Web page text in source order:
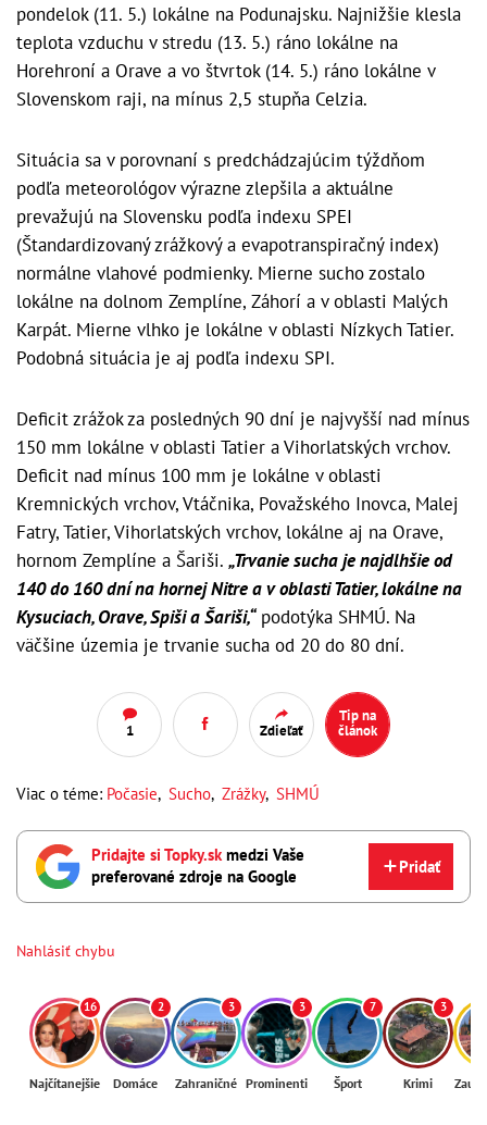
pondelok (11. 5.) lokálne na Podunajsku. Najnižšie klesla
teplota vzduchu v stredu (13. 5.) ráno lokálne na
Horehroní a Orave a vo štvrtok (14. 5.) ráno lokálne v
Slovenskom raji, na mínus 2,5 stupňa Celzia.
Situácia sa v porovnaní s predchádzajúcim týždňom
podľa meteorológov výrazne zlepšila a aktuálne
prevažujú na Slovensku podľa indexu SPEI
(Štandardizovaný zrážkový a evapotranspiračný index)
normálne vlahové podmienky. Mierne sucho zostalo
lokálne na dolnom Zemplíne, Záhorí a v oblasti Malých
Karpát. Mierne vlhko je lokálne v oblasti Nízkych Tatier.
Podobná situácia je aj podľa indexu SPI.
Deficit zrážok za posledných 90 dní je najvyšší nad mínus
150 mm lokálne v oblasti Tatier a Vihorlatských vrchov.
Deficit nad mínus 100 mm je lokálne v oblasti
Kremnických vrchov, Vtáčnika, Považského Inovca, Malej
Fatry, Tatier, Vihorlatských vrchov, lokálne aj na Orave,
hornom Zemplíne a Šariši. „Trvanie sucha je najdlhšie od
140 do 160 dní na hornej Nitre a v oblasti Tatier, lokálne na
Kysuciach, Orave, Spiši a Šariši,“podotýka SHMÚ. Na
väčšine územia je trvanie sucha od 20 do 80 dní.
1 Zdieľať
Tip na
článok
Viac o téme: Počasie, Sucho, Zrážky, SHMÚ
Pridajte si Topky.skmedzi Vaše
preferované zdroje na Google
Pridať
Nahlásiť chybu
16
Najčítanejšie
2
Domáce
3
Zahraničné
3
Prominenti
7
Šport
3
Krimi